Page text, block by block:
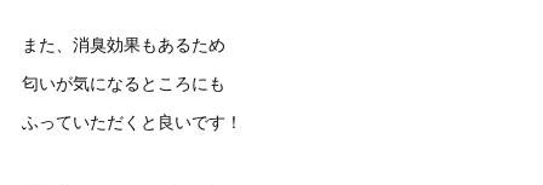
また、消臭効果もあるため
匂いが気になるところにも
ふっていただくと良いです！